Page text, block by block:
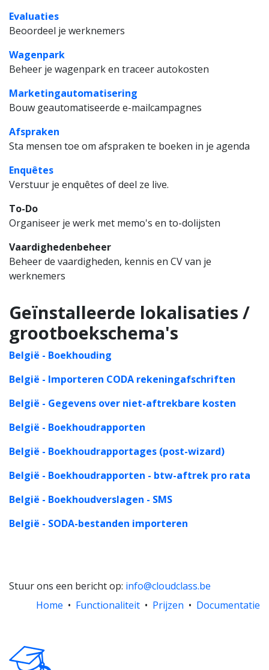
Evaluaties
Beoordeel je werknemers
Wagenpark
Beheer je wagenpark en traceer autokosten
Marketingautomatisering
Bouw geautomatiseerde e-mailcampagnes
Afspraken
Sta mensen toe om afspraken te boeken in je agenda
Enquêtes
Verstuur je enquêtes of deel ze live.
To-Do
Organiseer je werk met memo's en to-dolijsten
Vaardighedenbeheer
Beheer de vaardigheden, kennis en CV van je
werknemers
Geïnstalleerde lokalisaties /
grootboekschema's
België - Boekhouding
België - Importeren CODA rekeningafschriften
België - Gegevens over niet-aftrekbare kosten
België - Boekhoudrapporten
België - Boekhoudrapportages (post-wizard)
België - Boekhoudrapporten - btw-aftrek pro rata
België - Boekhoudverslagen - SMS
België - SODA-bestanden importeren
Stuur ons een bericht op: info@cloudclass.be
Home • Functionaliteit • Prijzen • Documentatie